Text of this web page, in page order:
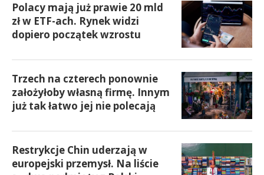
Polacy mają już prawie 20 mld
zł w ETF-ach. Rynek widzi
dopiero początek wzrostu
Trzech na czterech ponownie
założyłoby własną firmę. Innym
już tak łatwo jej nie polecają
Restrykcje Chin uderzają w
europejski przemysł. Na liście